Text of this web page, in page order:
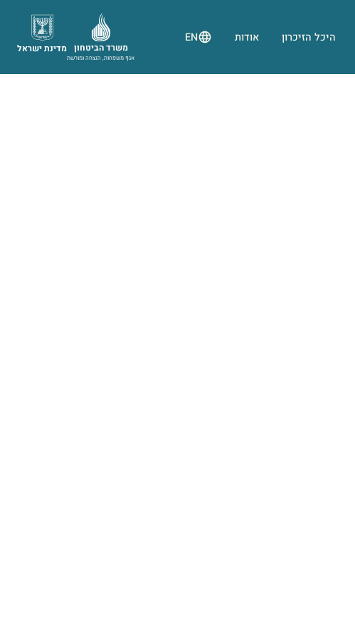
היכל הזיכרון אודות EN
מדינת ישראל משרד הביטחון
אגף משפחות, הנצחה ומורשת